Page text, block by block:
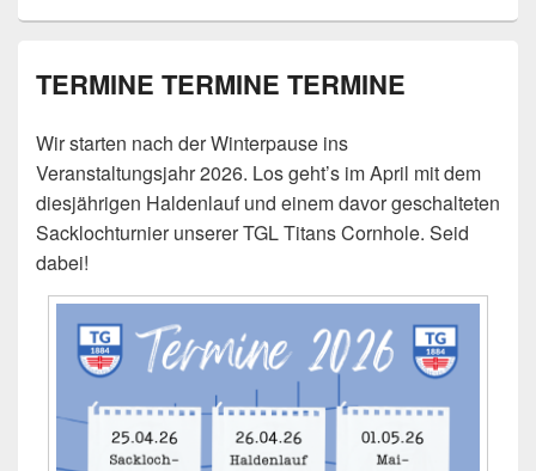
TERMINE TERMINE TERMINE
Wir starten nach der Winterpause ins
Veranstaltungsjahr 2026. Los geht’s im April mit dem
diesjährigen Haldenlauf und einem davor geschalteten
Sacklochturnier unserer TGL Titans Cornhole. Seid
dabei!